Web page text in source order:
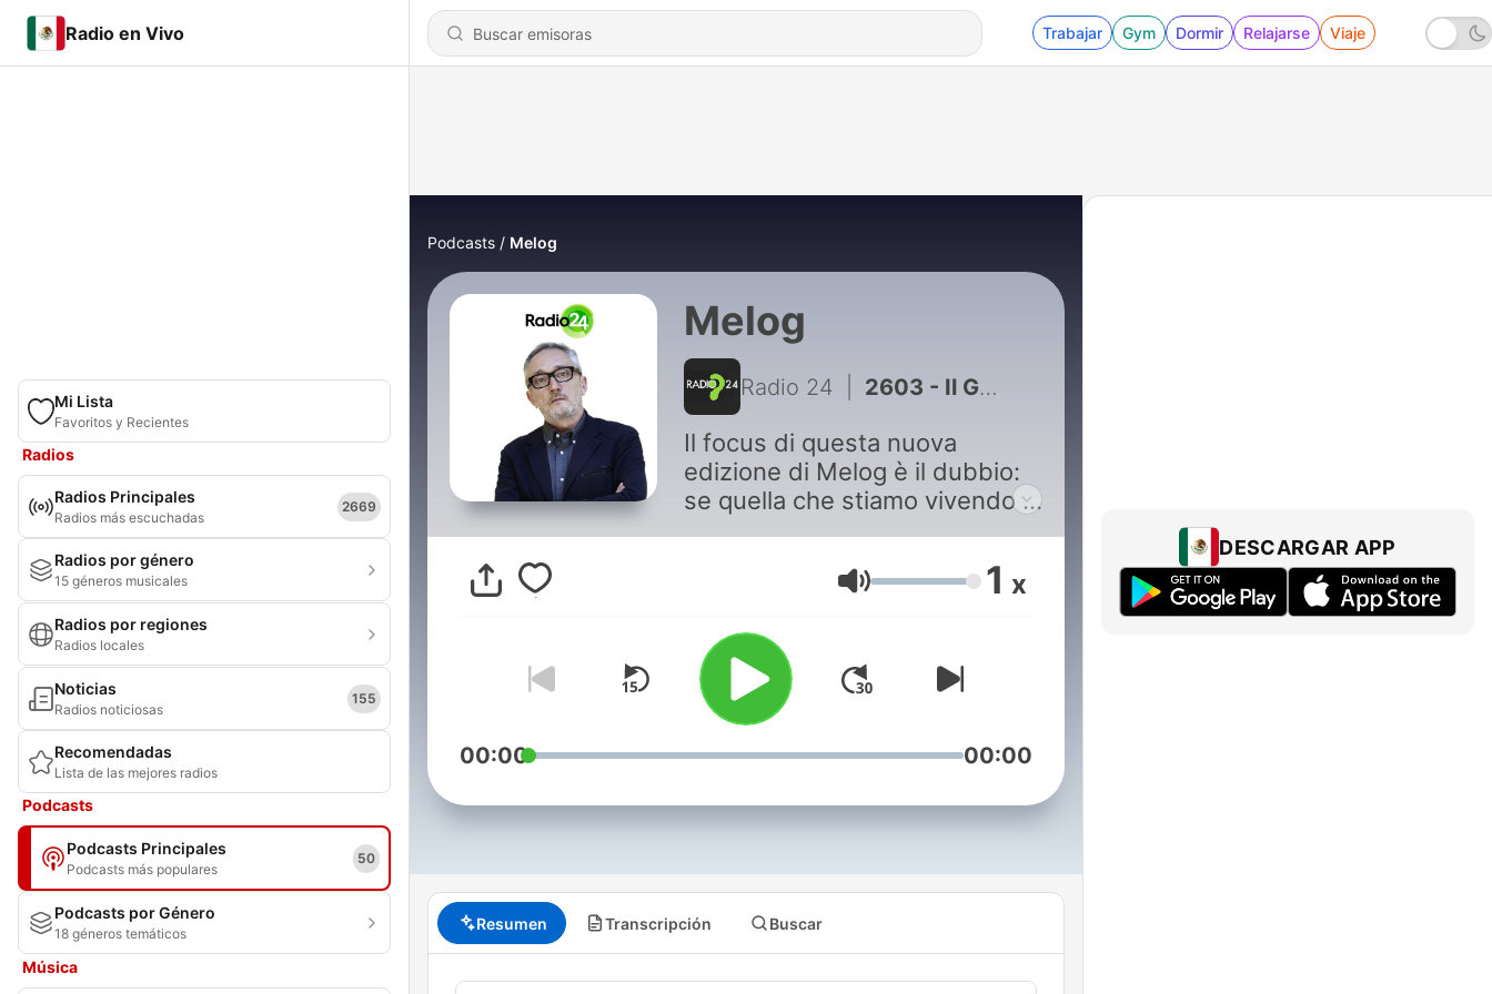
Radio en Vivo Trabajar Gym Dormir Relajarse Viaje
Mi Lista
Favoritos y Recientes
Radios
Radios Principales
Radios más escuchadas
2669
Radios por género
15 géneros musicales
Radios por regiones
Radios locales
Noticias
Radios noticiosas
155
Recomendadas
Lista de las mejores radios
Podcasts
Podcasts Principales
Podcasts más populares
50
Podcasts por Género
18 géneros temáticos
Música
Podcasts Melog
Melog
Radio 24 2603 - Il Genio italiano: Federico Faggin - Parte 2
Il focus di questa nuova
edizione di Melog è il dubbio:
se quella che stiamo vivendo è
"contro", delle controverità
inappellabili, è anche l'epoca
della scomparsa del dubbio.
Melog proverà a scardinare
tutti i giorni i postulati più ferrei
del "flusso" social-mediatico
provocazioni che porremo ogni
Volumen 1 x
00:00 00:00
Resumen Transcripción Buscar
DESCARGAR APP